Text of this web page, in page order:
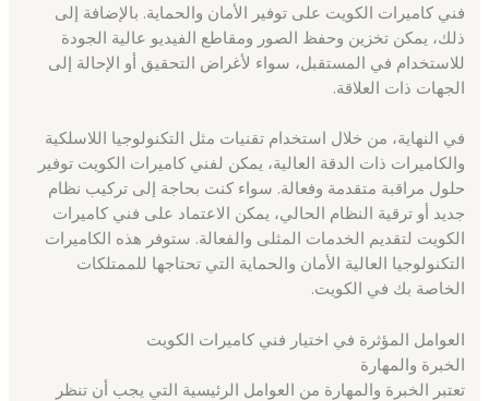
فني كاميرات الكويت على توفير الأمان والحماية. بالإضافة إلى
ذلك، يمكن تخزين وحفظ الصور ومقاطع الفيديو عالية الجودة
للاستخدام في المستقبل، سواء لأغراض التحقيق أو الإحالة إلى
الجهات ذات العلاقة.
في النهاية، من خلال استخدام تقنيات مثل التكنولوجيا اللاسلكية
والكاميرات ذات الدقة العالية، يمكن لفني كاميرات الكويت توفير
حلول مراقبة متقدمة وفعالة. سواء كنت بحاجة إلى تركيب نظام
جديد أو ترقية النظام الحالي، يمكن الاعتماد على فني كاميرات
الكويت لتقديم الخدمات المثلى والفعالة. ستوفر هذه الكاميرات
التكنولوجيا العالية الأمان والحماية التي تحتاجها للممتلكات
الخاصة بك في الكويت.
العوامل المؤثرة في اختيار فني كاميرات الكويت
الخبرة والمهارة
تعتبر الخبرة والمهارة من العوامل الرئيسية التي يجب أن تنظر